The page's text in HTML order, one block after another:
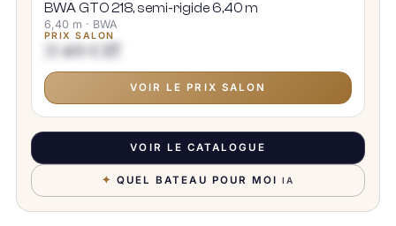
BWA GTO 218, semi-rigide 6,40 m
6,40 m · BWA
PRIX SALON
33 400 € HT
VOIR LE PRIX SALON
VOIR LE CATALOGUE
✦ QUEL BATEAU POUR MOIIA